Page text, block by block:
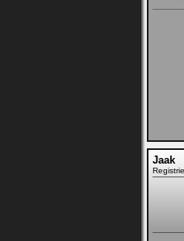
Jaak